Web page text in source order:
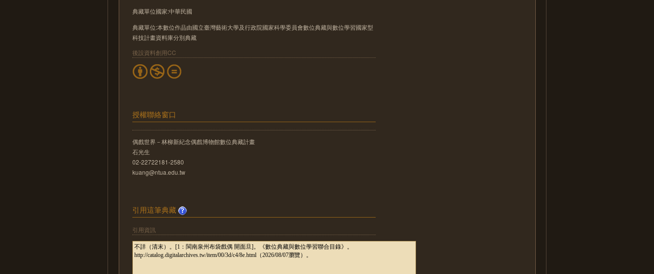
典藏單位國家:中華民國
典藏單位:本數位作品由國立臺灣藝術大學及行政院國家科學委員會數位典藏與數位學習國家型
科技計畫資料庫分別典藏
後設資料創用CC
授權聯絡窗口
偶戲世界－林柳新紀念偶戲博物館數位典藏計畫
石光生
02-22722181-2580
kuang@ntua.edu.tw
引用這筆典藏
引用資訊